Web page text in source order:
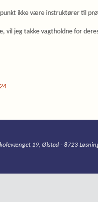
ikke være instruktører til
vil jeg takke vagtholdne for
19, Ølsted - 8723